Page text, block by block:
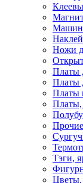
Ножи
Платы
Платы
Платы
Платы,
Тэги,
Цветы,